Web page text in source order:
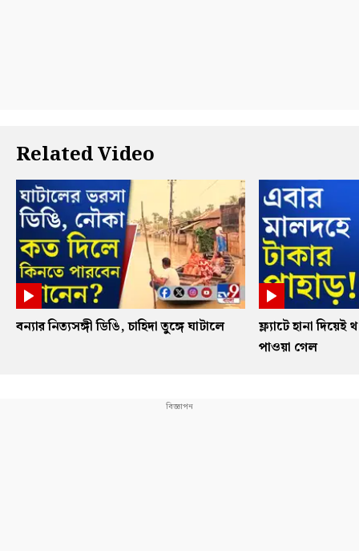
Related Video
বন্যার নিত্যসঙ্গী ডিঙি, চাহিদা তুঙ্গে ঘাটালে
ফ্ল্যাটে হানা
পাওয়া গেল